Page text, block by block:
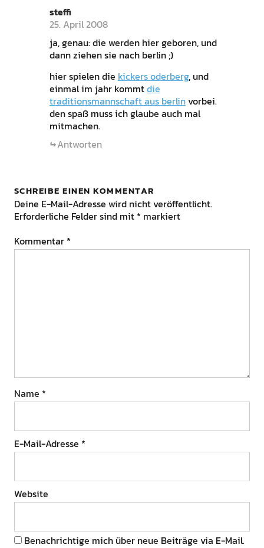
steffi
25. April 2008
ja, genau: die werden hier geboren, und
dann ziehen sie nach berlin ;)
hier spielen die kickers oderberg, und
einmal im jahr kommtdie
traditionsmannschaft aus berlinvorbei.
den spaß muss ich glaube auch mal
mitmachen.
Antworten
SCHREIBE EINEN KOMMENTAR
Deine E-Mail-Adresse wird nicht veröffentlicht.
Erforderliche Felder sind mit * markiert
Kommentar *
Name *
E-Mail-Adresse *
Website
Benachrichtige mich über neue Beiträge via E-Mail.